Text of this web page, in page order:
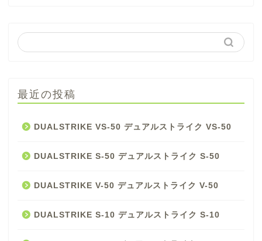
最近の投稿
DUALSTRIKE VS-50 デュアルストライク VS-50
DUALSTRIKE S-50 デュアルストライク S-50
DUALSTRIKE V-50 デュアルストライク V-50
DUALSTRIKE S-10 デュアルストライク S-10